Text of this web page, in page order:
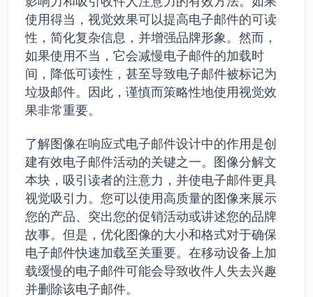
使用得当，视觉效果可以提高电子邮件的可读
性，简化复杂信息，并增强品牌形象。然而，
如果使用不当，它会减慢电子邮件的加载时
间，降低可读性，甚至导致电子邮件被标记为
垃圾邮件。因此，谨慎而策略性地使用视觉效
果非常重要。
了解图像在响应式电子邮件设计中的作用是创
建有效电子邮件活动的关键之一。图像分解文
本块，吸引读者的注意力，并使电子邮件更具
视觉吸引力。您可以使用高质量的图像来展示
您的产品、突出您的促销活动或讲述您的品牌
故事。但是，优化图像的大小和格式对于确保
电子邮件快速加载至关重要。在移动设备上加
载缓慢的电子邮件可能会导致收件人失去兴趣
并删除该电子邮件。